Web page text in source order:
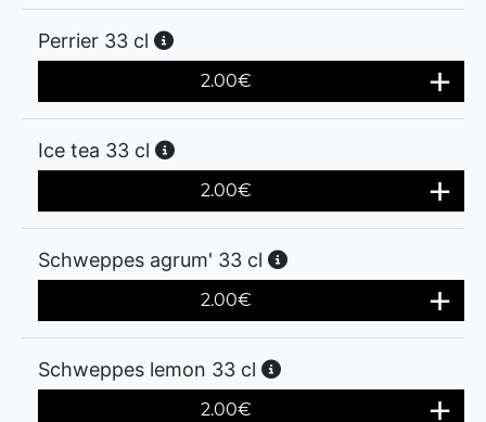
Perrier 33 cl
2.00€
Ice tea 33 cl
2.00€
Schweppes agrum' 33 cl
2.00€
Schweppes lemon 33 cl
2.00€